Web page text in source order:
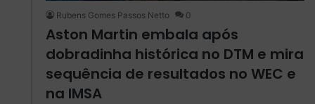
Rubens Gomes Passos Netto 0
Aston Martin embala após
dobradinha histórica no DTM e mira
sequência de resultados no WEC e
na IMSA